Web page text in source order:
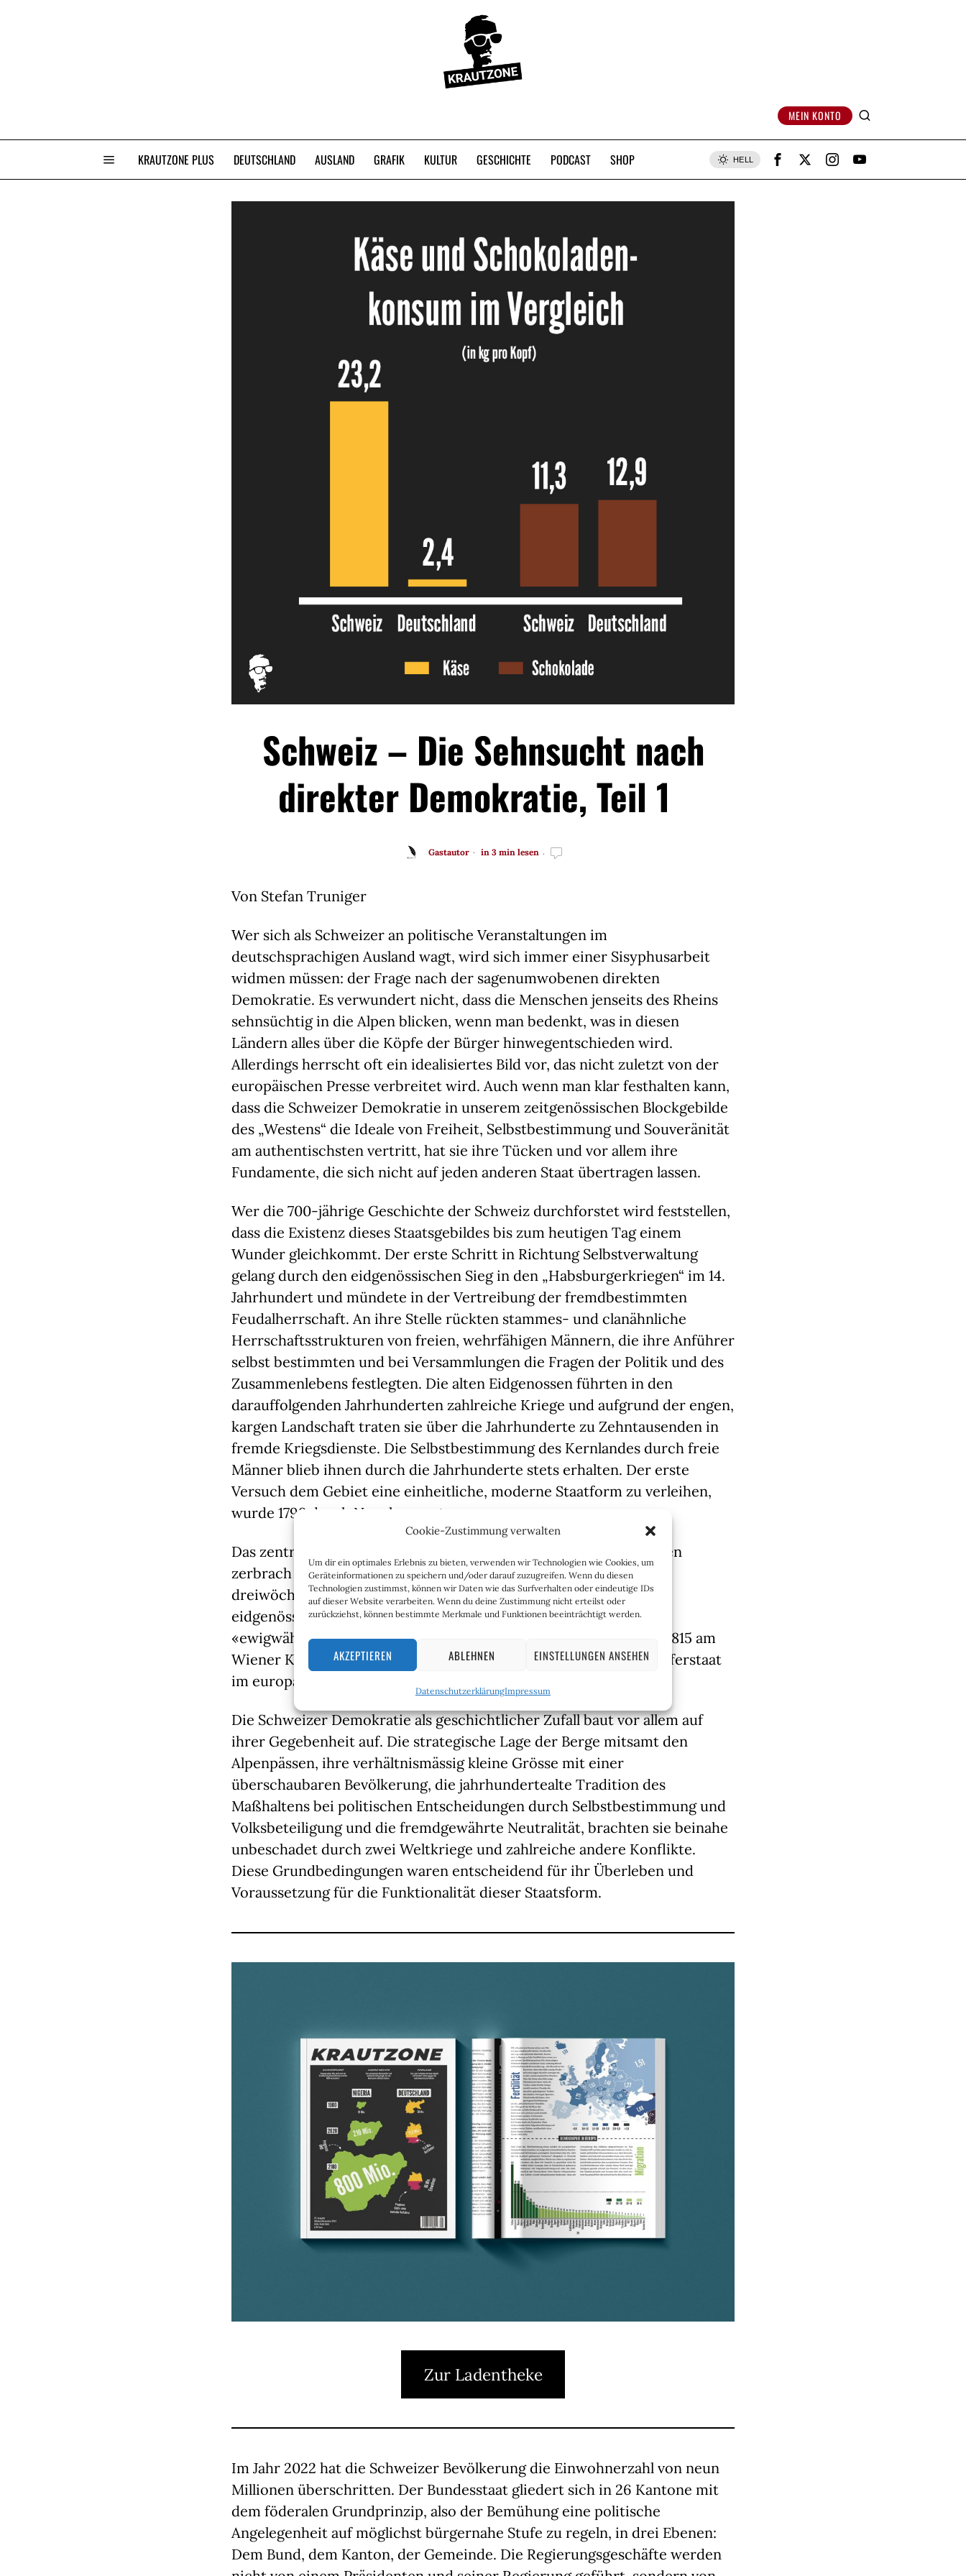
Cookie-Zustimmung verwalten
Um dir ein optimales Erlebnis zu bieten, verwenden wir Technologien wie Cookies, um
Geräteinformationen zu speichern und/oder darauf zuzugreifen. Wenn du diesen
Technologien zustimmst, können wir Daten wie das Surfverhalten oder eindeutige IDs
auf dieser Website verarbeiten. Wenn du deine Zustimmung nicht erteilst oder
zurückziehst, können bestimmte Merkmale und Funktionen beeinträchtigt werden.
AKZEPTIEREN ABLEHNEN EINSTELLUNGEN ANSEHEN
DatenschutzerklärungImpressum
MEIN KONTO
KRAUTZONE PLUS DEUTSCHLAND AUSLAND GRAFIK KULTUR GESCHICHTE PODCAST SHOP HELL
Schweiz – Die Sehnsucht nach
direkter Demokratie, Teil 1
Gastautor in 3 min lesen
Von Stefan Truniger
Wer sich als Schweizer an politische Veranstaltungen im
deutschsprachigen Ausland wagt, wird sich immer einer Sisyphusarbeit
widmen müssen: der Frage nach der sagenumwobenen direkten
Demokratie. Es verwundert nicht, dass die Menschen jenseits des Rheins
sehnsüchtig in die Alpen blicken, wenn man bedenkt, was in diesen
Ländern alles über die Köpfe der Bürger hinwegentschieden wird.
Allerdings herrscht oft ein idealisiertes Bild vor, das nicht zuletzt von der
europäischen Presse verbreitet wird. Auch wenn man klar festhalten kann,
dass die Schweizer Demokratie in unserem zeitgenössischen Blockgebilde
des „Westens“ die Ideale von Freiheit, Selbstbestimmung und Souveränität
am authentischsten vertritt, hat sie ihre Tücken und vor allem ihre
Fundamente, die sich nicht auf jeden anderen Staat übertragen lassen.
Wer die 700-jährige Geschichte der Schweiz durchforstet wird feststellen,
dass die Existenz dieses Staatsgebildes bis zum heutigen Tag einem
Wunder gleichkommt. Der erste Schritt in Richtung Selbstverwaltung
gelang durch den eidgenössischen Sieg in den „Habsburgerkriegen“ im 14.
Jahrhundert und mündete in der Vertreibung der fremdbestimmten
Feudalherrschaft. An ihre Stelle rückten stammes- und clanähnliche
Herrschaftsstrukturen von freien, wehrfähigen Männern, die ihre Anführer
selbst bestimmten und bei Versammlungen die Fragen der Politik und des
Zusammenlebens festlegten. Die alten Eidgenossen führten in den
darauffolgenden Jahrhunderten zahlreiche Kriege und aufgrund der engen,
kargen Landschaft traten sie über die Jahrhunderte zu Zehntausenden in
fremde Kriegsdienste. Die Selbstbestimmung des Kernlandes durch freie
Männer blieb ihnen durch die Jahrhunderte stets erhalten. Der erste
Versuch dem Gebiet eine einheitliche, moderne Staatform zu verleihen,
wurde 1798 durch Napoleon unternommen.
Das zentralistische Projekt der «helvetischen Republik» des Korsen
zerbrach allerdings bereits nach fünf Jahren und 1848, nach einem
dreiwöchigen Bürgerkrieg, gründeten die Schweizer selbst den
eidgenössischen Bundesstaat, der bis heute existent ist. Die
«ewigwährende, bewaffnete Neutralität» wurde den Schweizern 1815 am
Wiener Kongress von den Siegermächten verliehen, die einen Pufferstaat
im europäischen Staatengebilde begrüssten.
Die Schweizer Demokratie als geschichtlicher Zufall baut vor allem auf
ihrer Gegebenheit auf. Die strategische Lage der Berge mitsamt den
Alpenpässen, ihre verhältnismässig kleine Grösse mit einer
überschaubaren Bevölkerung, die jahrhundertealte Tradition des
Maßhaltens bei politischen Entscheidungen durch Selbstbestimmung und
Volksbeteiligung und die fremdgewährte Neutralität, brachten sie beinahe
unbeschadet durch zwei Weltkriege und zahlreiche andere Konflikte.
Diese Grundbedingungen waren entscheidend für ihr Überleben und
Voraussetzung für die Funktionalität dieser Staatsform.
Zur Ladentheke
Im Jahr 2022 hat die Schweizer Bevölkerung die Einwohnerzahl von neun
Millionen überschritten. Der Bundesstaat gliedert sich in 26 Kantone mit
dem föderalen Grundprinzip, also der Bemühung eine politische
Angelegenheit auf möglichst bürgernahe Stufe zu regeln, in drei Ebenen:
Dem Bund, dem Kanton, der Gemeinde. Die Regierungsgeschäfte werden